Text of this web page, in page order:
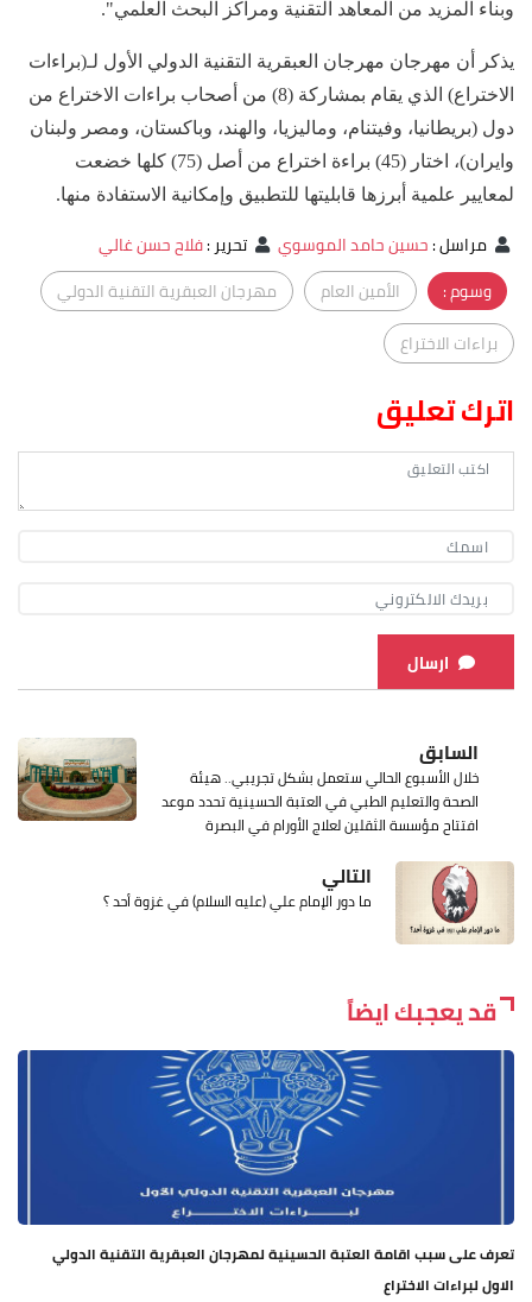
وبناء المزيد من المعاهد التقنية ومراكز البحث العلمي".
يذكر أن مهرجان مهرجان العبقرية التقنية الدولي الأول لـ(براءات
الاختراع) الذي يقام بمشاركة (8) من أصحاب براءات الاختراع من
دول (بريطانيا، وفيتنام، وماليزيا، والهند، وباكستان، ومصر ولبنان
وايران)، اختار (45) براءة اختراع من أصل (75) كلها خضعت
لمعايير علمية أبرزها قابليتها للتطبيق وإمكانية الاستفادة منها.
مراسل:حسين حامد الموسوي تحرير:فلاح حسن غالي
وسوم :
الأمين العام
مهرجان العبقرية التقنية الدولي
براءات الاختراع
اترك تعليق
ارسال
السابق
خلال الأسبوع الحالي ستعمل بشكل تجريبي.. هيئة
الصحة والتعليم الطبي في العتبة الحسينية تحدد موعد
افتتاح مؤسسة الثقلين لعلاج الأورام في البصرة
التالي
ما دور الإمام علي (عليه السلام) في غزوة أحد ؟
قد يعجبك ايضاً
تعرف على سبب اقامة العتبة الحسينية لمهرجان العبقرية التقنية الدولي
الاول لبراءات الاختراع